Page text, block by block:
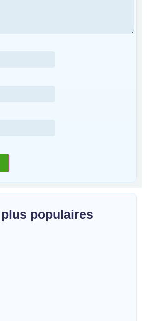
populaires